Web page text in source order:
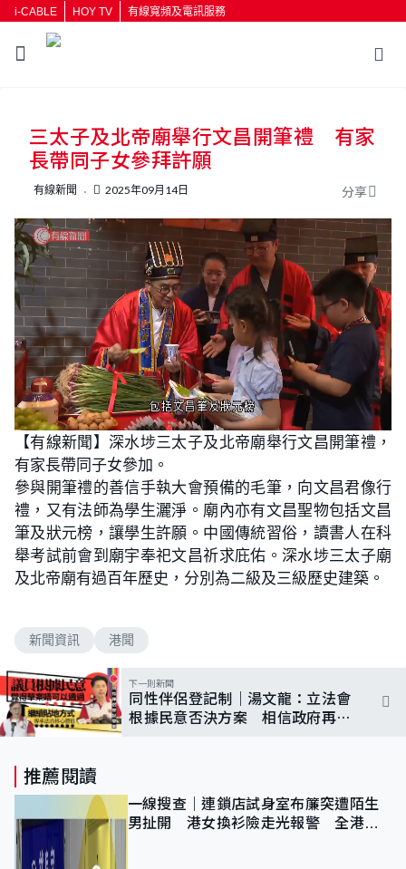
i-CABLE HOY TV 有線寬頻及電訊服務
按輸入鍵開始搜尋
三太子及北帝廟舉行文昌開筆禮 有家
長帶同子女參拜許願
有線新聞 2025年09月14日 分享
U
n
m
t
e
L
o
a
d
:
7
9
.
4
1
%
【有線新聞】深水埗三太子及北帝廟舉行文昌開筆禮，
有家長帶同子女參加。
參與開筆禮的善信手執大會預備的毛筆，向文昌君像行
禮，又有法師為學生灑淨。廟內亦有文昌聖物包括文昌
筆及狀元榜，讓學生許願。中國傳統習俗，讀書人在科
舉考試前會到廟宇奉祀文昌祈求庇佑。深水埗三太子廟
及北帝廟有過百年歷史，分別為二級及三級歷史建築。
新聞資訊 港聞
下一則新聞
同性伴侶登記制｜湯文龍：立法會
根據民意否決方案 相信政府再磋
推薦閱讀
一線搜查｜連鎖店試身室布簾突遭陌生
男扯開 港女換衫險走光報警 全港分